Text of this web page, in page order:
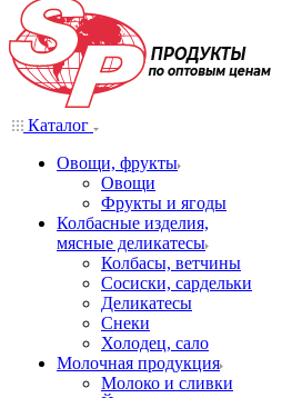
Каталог
Овощи, фрукты
Овощи
Фрукты и ягоды
Колбасные изделия,
мясные деликатесы
Колбасы, ветчины
Сосиски, сардельки
Деликатесы
Снеки
Холодец, сало
Молочная продукция
Молоко и сливки